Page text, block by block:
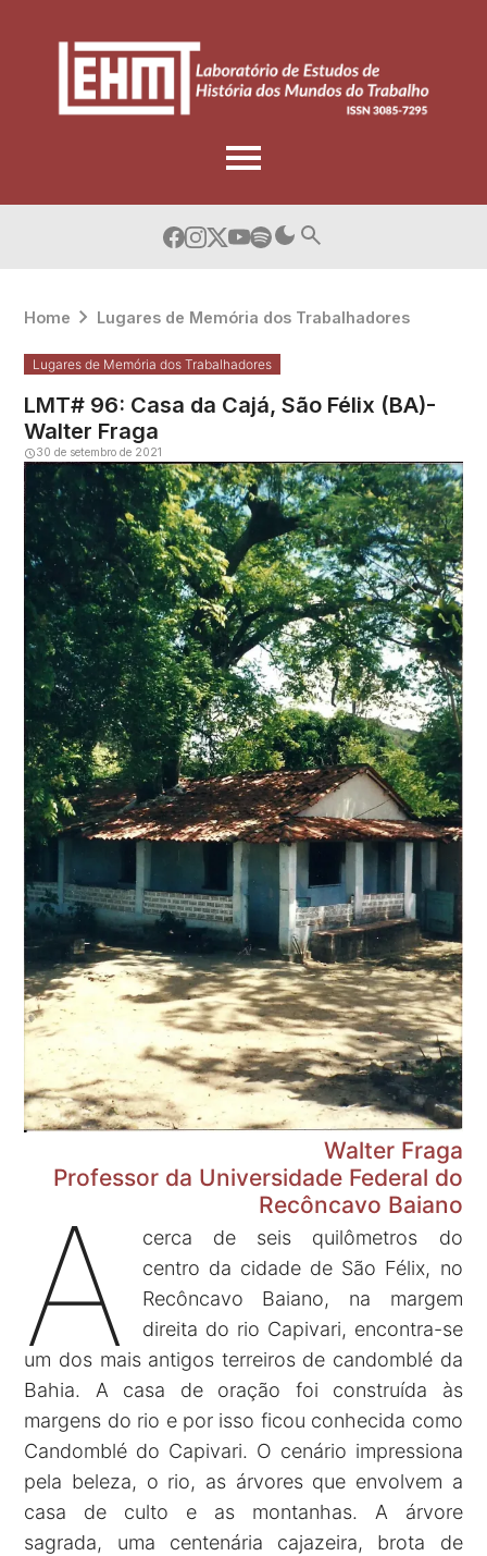
Home Lugares de Memória dos Trabalhadores
Lugares de Memória dos Trabalhadores
LMT# 96: Casa da Cajá, São Félix (BA)-
Walter Fraga
30 de setembro de 2021
Walter Fraga
Professor da Universidade Federal do
Recôncavo Baiano
A
cerca de seis quilômetros do
centro da cidade de São Félix, no
Recôncavo Baiano, na margem
direita do rio Capivari, encontra-se
um dos mais antigos terreiros de candomblé da
Bahia. A casa de oração foi construída às
margens do rio e por isso ficou conhecida como
Candomblé do Capivari. O cenário impressiona
pela beleza, o rio, as árvores que envolvem a
casa de culto e as montanhas. A árvore
sagrada, uma centenária cajazeira, brota de